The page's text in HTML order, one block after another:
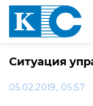
Ситуация
05.02.2019, 05:57